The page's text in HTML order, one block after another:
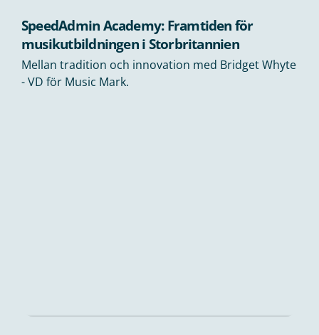
SpeedAdmin Academy: Framtiden för
musikutbildningen i Storbritannien
Mellan tradition och innovation med Bridget Whyte
- VD för Music Mark.